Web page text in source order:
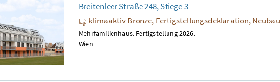
Breitenleer Straße 248, Stiege 3
klimaaktiv Bronze, Fertigstellungsdeklaration, Neubau
Mehrfamilienhaus. Fertigstellung 2026.
Wien